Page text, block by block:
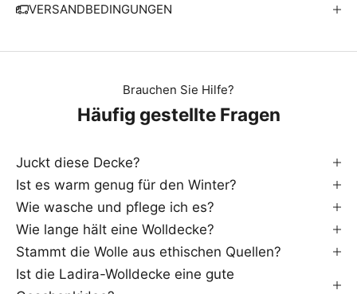
VERSANDBEDINGUNGEN
Brauchen Sie Hilfe?
Häufig gestellte Fragen
Juckt diese Decke?
Ist es warm genug für den Winter?
Wie wasche und pflege ich es?
Wie lange hält eine Wolldecke?
Stammt die Wolle aus ethischen Quellen?
Ist die Ladira-Wolldecke eine gute